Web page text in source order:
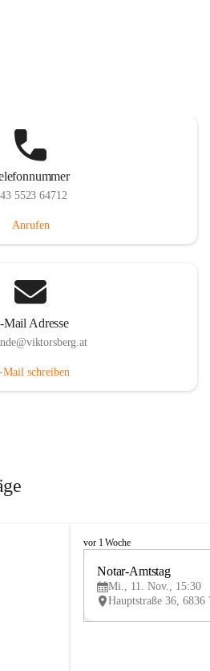
5523 64712
Anrufen
Mail Adresse
Mail schreiben
V
vor 1 Woche
Notar-Amtstag
Mi., 11. Nov., 15:30